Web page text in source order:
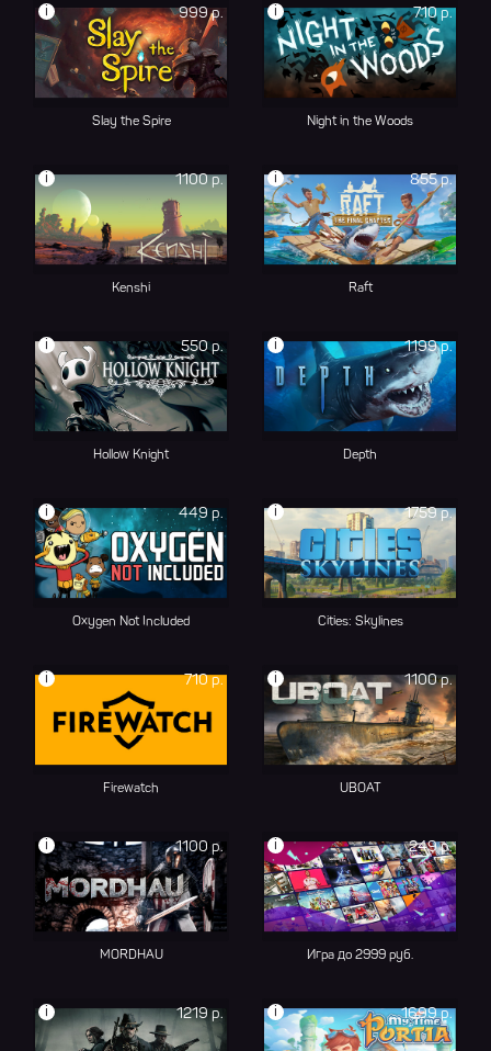
999 р.
i
Slay the Spire
710 р.
i
Night in the Woods
1100 р.
i
Kenshi
855 р.
i
Raft
550 р.
i
Hollow Knight
1199 р.
i
Depth
449 р.
i
Oxygen Not Included
1759 р.
i
Cities: Skylines
710 р.
i
Firewatch
1100 р.
i
UBOAT
1100 р.
i
MORDHAU
249 р.
i
Игра до 2999 руб.
1219 р.
i 1699 р.
i